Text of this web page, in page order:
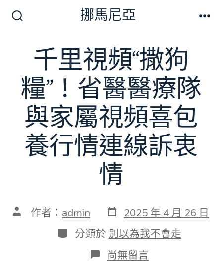
關
挪馬尼亞
千里視頻“撒狗
糧”！省醫醫療隊
與家屬視頻喜包
養行情連線訴衷
情
文 作者： admin 發
表
日
期
2025 年 4 月 26 日
分
類
分類於 別以為我不會走
在
〈千
尚無留言